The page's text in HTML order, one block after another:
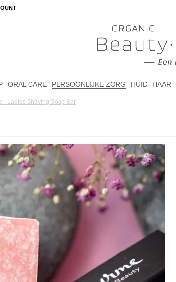
ORAL CARE PERSOONLIJKE ZORG HUID HAAR
- Ladies Shaving Soap Bar